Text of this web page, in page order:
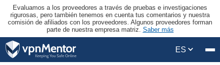
Evaluamos a los proveedores a través de pruebas e investigaciones
rigurosas, pero también tenemos en cuenta tus comentarios y nuestra
comisión de afiliados con los proveedores. Algunos proveedores forman
parte de nuestra empresa matriz. Saber más
ES